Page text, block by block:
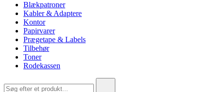
Blækpatroner
Kabler & Adaptere
Kontor
Papirvarer
Prægetape & Labels
Tilbehør
Toner
Rodekassen
efter: